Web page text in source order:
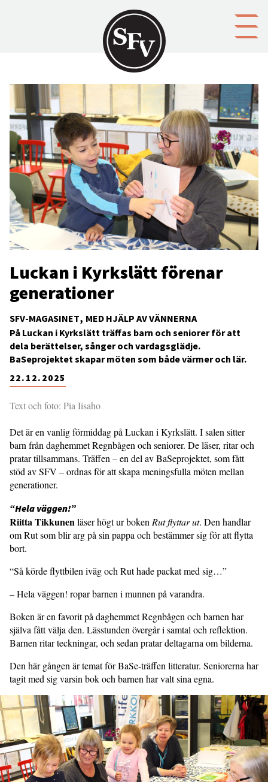
SFV-MAGASINET MED HJÄLP AV VÄNNERNA
Luckan i Kyrkslätt förenar
generationer
22.12.2025
På Luckan i Kyrkslätt träffas barn och seniorer för att
dela berättelser, sånger och vardagsglädje.
BaSeprojektet skapar möten som både värmer och lär.
Text och foto: Pia Iisaho
Det är en vanlig förmiddag på Luckan i Kyrkslätt. I salen sitter
barn från daghemmet Regnbågen och seniorer. De läser, ritar och
pratar tillsammans. Träffen – en del av BaSeprojektet, som fått
stöd av SFV – ordnas för att skapa meningsfulla möten mellan
generationer.
“Hela väggen!”
Riitta Tikkunenläser högt ur bokenRut flyttar ut. Den handlar
om Rut som blir arg på sin pappa och bestämmer sig för att flytta
bort.
“Så körde flyttbilen iväg och Rut hade packat med sig…”
– Hela väggen! ropar barnen i munnen på varandra.
Boken är en favorit på daghemmet Regnbågen och barnen har
själva fått välja den. Lässtunden övergår i samtal och reflektion.
Barnen ritar teckningar, och sedan pratar deltagarna om bilderna.
Den här gången är temat för BaSe-träffen litteratur. Seniorerna har
tagit med sig varsin bok och barnen har valt sina egna.